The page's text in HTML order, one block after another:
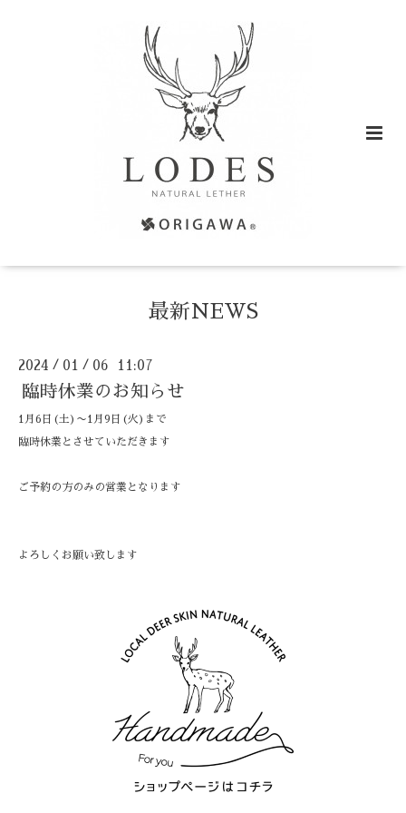
最新NEWS
2024 / 01 / 06 11:07
臨時休業のお知らせ
1月6日(土)〜1月9日(火)まで
臨時休業とさせていただきます
ご予約の方のみの営業となります
よろしくお願い致します